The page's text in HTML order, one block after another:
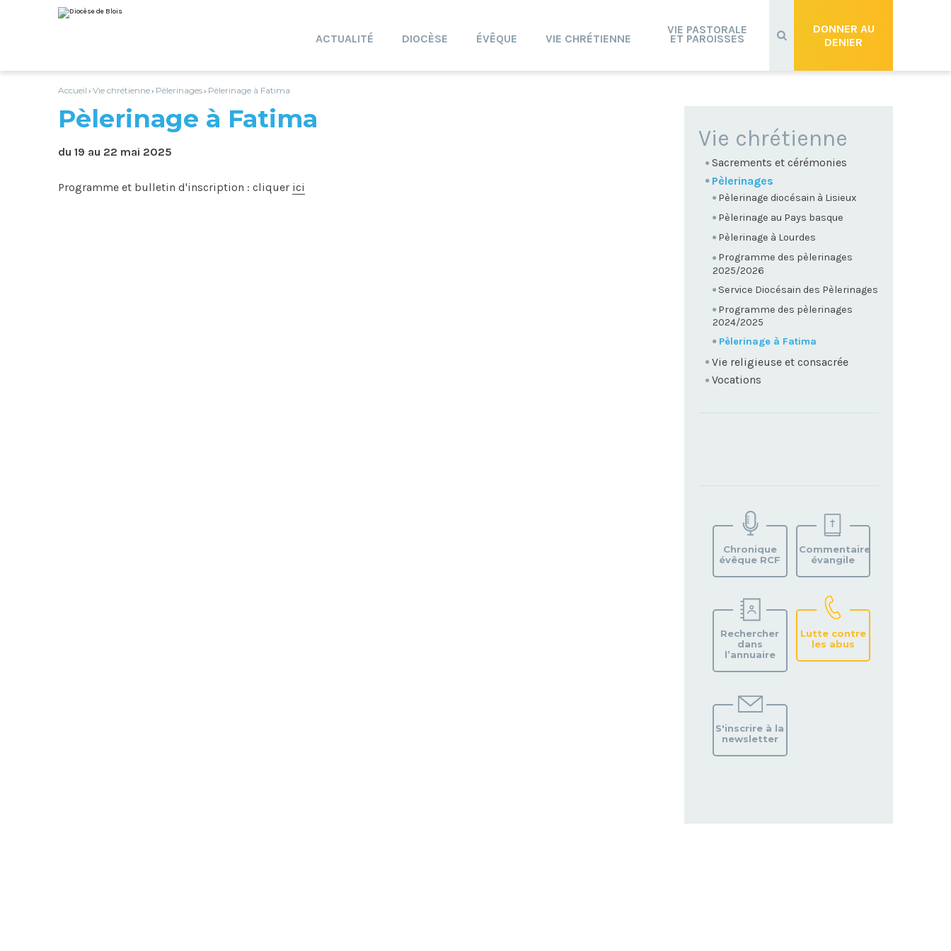
au
contenu.
personnels
DONNER AU
DENIER
ACTUALITÉ DIOCÈSE ÉVÊQUE VIE CHRÉTIENNE
VIE PASTORALE
ET PAROISSES
Accueil › Vie chrétienne› Pèlerinages› Pèlerinage à Fatima
Pèlerinage à Fatima
du 19 au 22 mai 2025
Programme et bulletin d'inscription : cliquer ici
NAVIGATION
Vie chrétienne
Sacrements et cérémonies
Pèlerinages
Pèlerinage diocésain à Lisieux
Pèlerinage au Pays basque
Pèlerinage à Lourdes
Programme des pèlerinages
2025/2026
Service Diocésain des Pèlerinages
Programme des pèlerinages
2024/2025
Pèlerinage à Fatima
Vie religieuse et consacrée
Vocations
VOTRE
PAROISSE
Chronique
évêque RCF
Commentaire
évangile
Rechercher
dans
l’annuaire
Lutte contre
les abus
S'inscrire à la
newsletter